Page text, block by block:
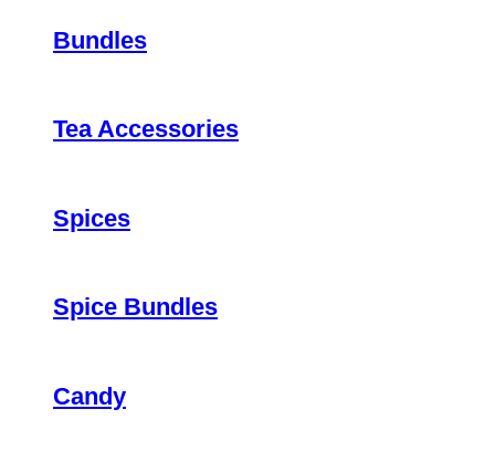
Bundles
Tea Accessories
Spices
Spice Bundles
Candy